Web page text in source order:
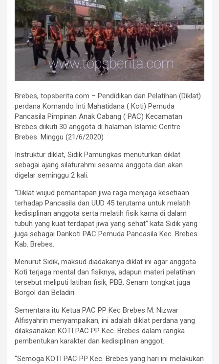
Brebes, topsberita.com – Pendidikan dan Pelatihan (Diklat)
perdana Komando Inti Mahatidana ( Koti) Pemuda
Pancasila Pimpinan Anak Cabang ( PAC) Kecamatan
Brebes diikuti 30 anggota di halaman Islamic Centre
Brebes. Minggu (21/6/2020)
Instruktur diklat, Sidik Pamungkas menuturkan diklat
sebagai ajang silaturahmi sesama anggota dan akan
digelar seminggu 2 kali.
“Diklat wujud pemantapan jiwa raga menjaga kesetiaan
terhadap Pancasila dan UUD 45 terutama untuk melatih
kedisiplinan anggota serta melatih fisik karna di dalam
tubuh yang kuat terdapat jiwa yang sehat” kata Sidik yang
juga sebagai Dankoti PAC Pemuda Pancasila Kec. Brebes
Kab. Brebes.
Menurut Sidik, maksud diadakanya diklat ini agar anggota
Koti terjaga mental dan fisiknya, adapun materi pelatihan
tersebut meliputi latihan fisik, PBB, Senam tongkat juga
Borgol dan Beladiri
Sementara itu Ketua PAC PP Kec Brebes M. Nizwar
Alfisyahrin menyampaikan, ini adalah diklat perdana yang
dilaksanakan KOTI PAC PP Kec. Brebes dalam rangka
pembentukan karakter dan kedisiplinan anggot.
“Semoga KOTI PAC PP Kec. Brebes yang hari ini melakukan